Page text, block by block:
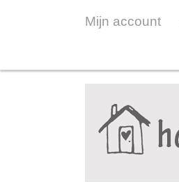
Mijn account